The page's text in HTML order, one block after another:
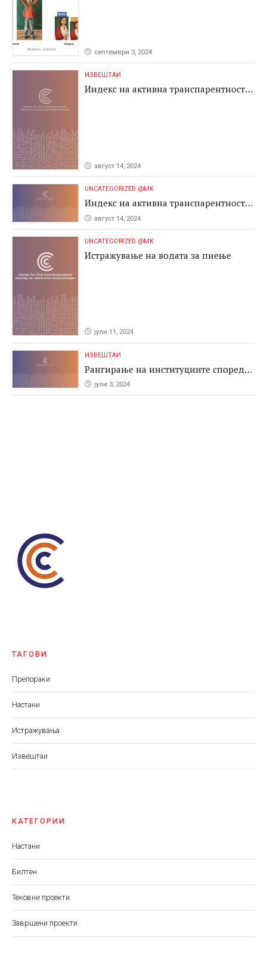
септември 3, 2024
ИЗВЕШТАИ
Индекс на активна транспарентност
август 14, 2024
UNCATEGORIZED @MK
Индекс на активна транспарентност
2024август 14, 2024
UNCATEGORIZED @MK
Истражување на водата за пиење
јули 11, 2024
ИЗВЕШТАИ
Рангирање на институциите според
антикорупциските перформаси во
јавните набавки
јули 3, 2024
ТАГОВИ
Препораки
Настани
Истражувања
Извештаи
КАТЕГОРИИ
Настани
Билтен
Тековни проекти
Завршени проекти